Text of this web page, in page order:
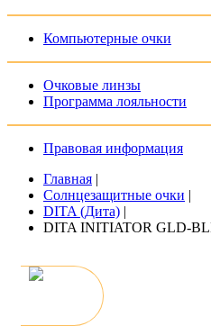
Компьютерные очки
Очковые линзы
Программа лояльности
Правовая информация
Главная |
Солнцезащитные очки |
DITA (Дита) |
DITA INITIATOR GLD-